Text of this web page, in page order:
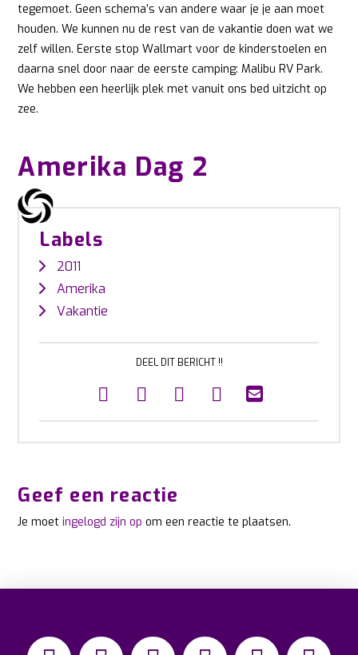
tegemoet. Geen schema’s van andere waar je je aan moet
houden. We kunnen nu de rest van de vakantie doen wat we
zelf willen. Eerste stop Wallmart voor de kinderstoelen en
daarna snel door naar de eerste camping: Malibu RV Park.
We hebben een heerlijk plek met vanuit ons bed uitzicht op
zee.
Amerika Dag 2
Labels
2011
Amerika
Vakantie
DEEL DIT BERICHT !!
Geef een reactie
Je moetingelogd zijn op om een reactie te plaatsen.